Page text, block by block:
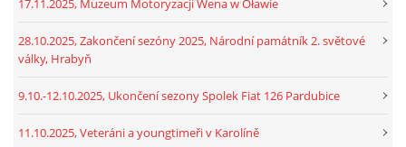
17.11.2025, Muzeum Motoryzacji Wena w Oławie
28.10.2025, Zakončení sezóny 2025, Národní památník 2. světové
války, Hrabyň
9.10.-12.10.2025, Ukončení sezony Spolek Fiat 126 Pardubice
11.10.2025, Veteráni a youngtimeři v Karolíně